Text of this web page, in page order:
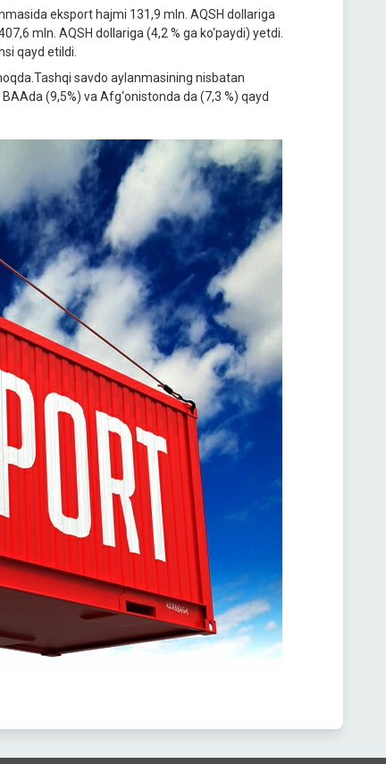
eksport hajmi 131,9 mln. AQSH dollariga
mln. AQSH dollariga (4,2 % ga ko‘paydi) yetdi.
qayd etildi.
savdo aylanmasining nisbatan
(9,5%) va Afg‘onistonda da (7,3 %) qayd